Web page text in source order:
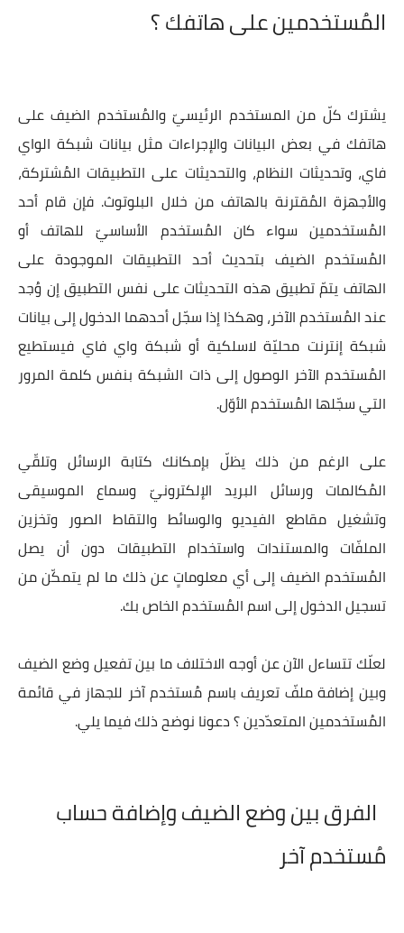
المُستخدمين على هاتفك ؟
يشترك كلّ من المستخدم الرئيسيّ والمُستخدم الضيف على
هاتفك في بعض البيانات والإجراءات مثل بيانات شبكة الواي
فاي، وتحديثات النظام، والتحديثات على التطبيقات المُشتركة،
والأجهزة المُقترنة بالهاتف من خلال البلوتوث. فإن قام أحد
المُستخدمين سواء كان المُستخدم الأساسيّ للهاتف أو
المُستخدم الضيف بتحديث أحد التطبيقات الموجودة على
الهاتف يتمّ تطبيق هذه التحديثات على نفس التطبيق إن وُجد
عند المُستخدم الآخر، وهكذا إذا سجّل أحدهما الدخول إلى بيانات
شبكة إنترنت محليّة لاسلكية أو شبكة واي فاي فيستطيع
المُستخدم الآخر الوصول إلى ذات الشبكة بنفس كلمة المرور
التي سجّلها المُستخدم الأوّل.
على الرغم من ذلك يظلّ بإمكانك كتابة الرسائل وتلقّي
المُكالمات ورسائل البريد الإلكترونيّ وسماع الموسيقى
وتشغيل مقاطع الفيديو والوسائط والتقاط الصور وتخزين
الملفّات والمستندات واستخدام التطبيقات دون أن يصل
المُستخدم الضيف إلى أي معلوماتٍ عن ذلك ما لم يتمكّن من
تسجيل الدخول إلى اسم المُستخدم الخاص بك.
لعلّك تتساءل الآن عن أوجه الاختلاف ما بين تفعيل وضع الضيف
وبين إضافة ملفّ تعريف باسم مُستخدم آخر للجهاز في قائمة
المُستخدمين المتعدّدين ؟ دعونا نوضح ذلك فيما يلي.
الفرق بين وضع الضيف وإضافة حساب
مُستخدم آخر